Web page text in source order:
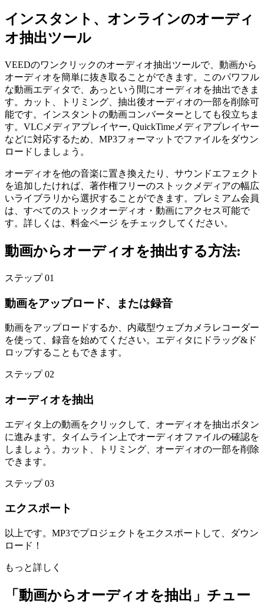
インスタント、オンラインのオーディ
オ抽出ツール
VEEDのワンクリックのオーディオ抽出ツールで、動画から
オーディオを簡単に抜き取ることができます。このパワフル
な動画エディタで、あっという間にオーディオを抽出できま
す。カット、トリミング、抽出後オーディオの一部を削除可
能です。インスタントの動画コンバーターとしても役立ちま
す。VLCメディアプレイヤー, QuickTimeメディアプレイヤー
などに対応するため、MP3フォーマットでファイルをダウン
ロードしましょう。
オーディオを他の音楽に置き換えたり、サウンドエフェクト
を追加したければ、著作権フリーのストックメディアの幅広
いライブラリから選択することができます。プレミアム会員
は、すべてのストックオーディオ・動画にアクセス可能で
す。詳しくは、料金ページ をチェックしてください。
動画からオーディオを抽出する方法:
ステップ 01
動画をアップロード、または録音
動画をアップロードするか、内蔵型ウェブカメラレコーダー
を使って、録音を始めてください。エディタにドラッグ&ド
ロップすることもできます。
ステップ 02
オーディオを抽出
エディタ上の動画をクリックして、オーディオを抽出ボタン
に進みます。タイムライン上でオーディオファイルの確認を
しましょう。カット、トリミング、オーディオの一部を削除
できます。
ステップ 03
エクスポート
以上です。MP3でプロジェクトをエクスポートして、ダウン
ロード！
もっと詳しく
「動画からオーディオを抽出」チュー